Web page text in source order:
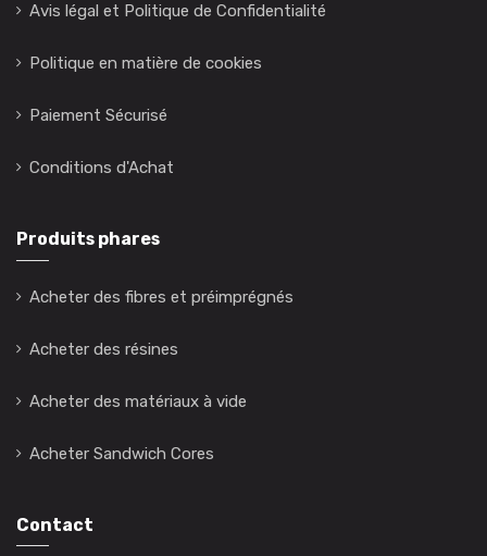
Avis légal et Politique de Confidentialité
Politique en matière de cookies
Paiement Sécurisé
Conditions d'Achat
Produits phares
Acheter des fibres et préimprégnés
Acheter des résines
Acheter des matériaux à vide
Acheter Sandwich Cores
Contact